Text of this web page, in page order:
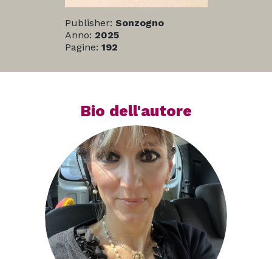
Publisher: Sonzogno
Anno: 2025
Pagine: 192
Bio dell'autore